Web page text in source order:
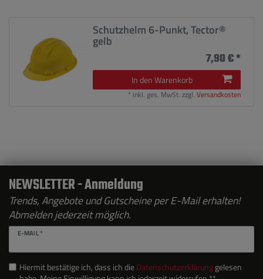
Schutzhelm 6-Punkt, Tector®
gelb
7,90 € *
In den Warenkorb
* inkl. ges. MwSt. zzgl. Versandkosten
NEWSLETTER - Anmeldung
Trends, Angebote und Gutscheine per E-Mail erhalten!
Abmelden jederzeit möglich.
E-MAIL *
Hiermit bestätige ich, dass ich dieDaten­schutz­erklärunggelesen